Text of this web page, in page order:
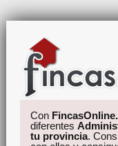
Con
diferentes
tu provincia.